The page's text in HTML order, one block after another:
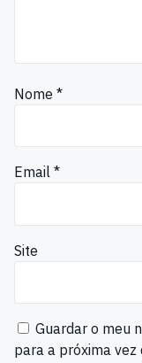
Nome *
Email *
Site
Guardar o meu
para a próxima vez